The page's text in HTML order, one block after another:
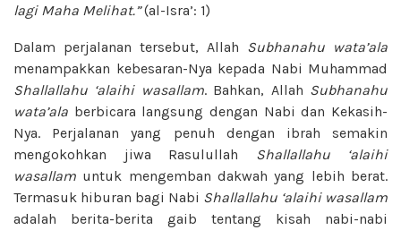
lagi Maha Melihat.”(al-Isra’: 1)
Dalam perjalanan tersebut, Allah Subhanahu wata’ala
menampakkan kebesaran-Nya kepada Nabi Muhammad
Shallallahu ‘alaihi wasallam. Bahkan, Allah Subhanahu
wata’ala berbicara langsung dengan Nabi dan Kekasih-
Nya. Perjalanan yang penuh dengan ibrah semakin
mengokohkan jiwa Rasulullah Shallallahu ‘alaihi
wasallam untuk mengemban dakwah yang lebih berat.
Termasuk hiburan bagi Nabi Shallallahu ‘alaihi wasallam
adalah berita-berita gaib tentang kisah nabi-nabi